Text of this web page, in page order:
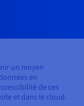
un moyen
en
de ces
et dans le cloud.